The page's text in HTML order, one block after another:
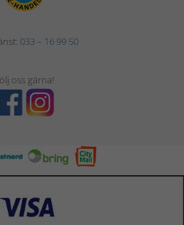
033 – 16 99 50
oss gärna!